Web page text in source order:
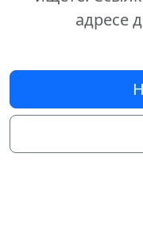
адресе